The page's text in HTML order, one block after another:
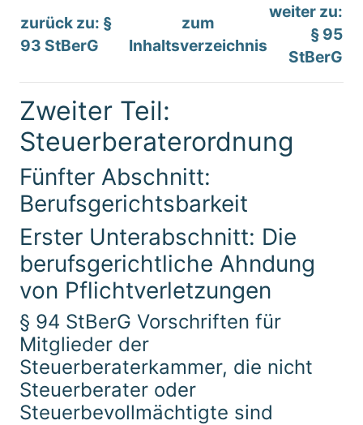
zurück zu: §
93 StBerG
zum
Inhaltsverzeichnis
weiter zu:
§ 95
StBerG
Zweiter Teil:
Steuerberaterordnung
Fünfter Abschnitt:
Berufsgerichtsbarkeit
Erster Unterabschnitt: Die
berufsgerichtliche Ahndung
von Pflichtverletzungen
§ 94 StBerG Vorschriften für
Mitglieder der
Steuerberaterkammer, die nicht
Steuerberater oder
Steuerbevollmächtigte sind